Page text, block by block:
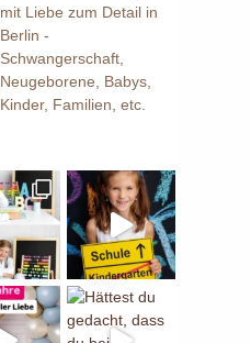
mit Liebe zum Detail in
Berlin -
Schwangerschaft,
Neugeborene, Babys,
Kinder, Familien, etc.